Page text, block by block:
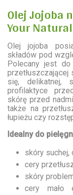
Olej Jojoba
Your
Olej jojoba
składów pod
Polecany jest
przetłuszczającej
się, delikatnej,
profilaktyce
skórę przed
także na
łupieżu czy
Idealny do
skóry suchej,
cery
skóry
cery mało